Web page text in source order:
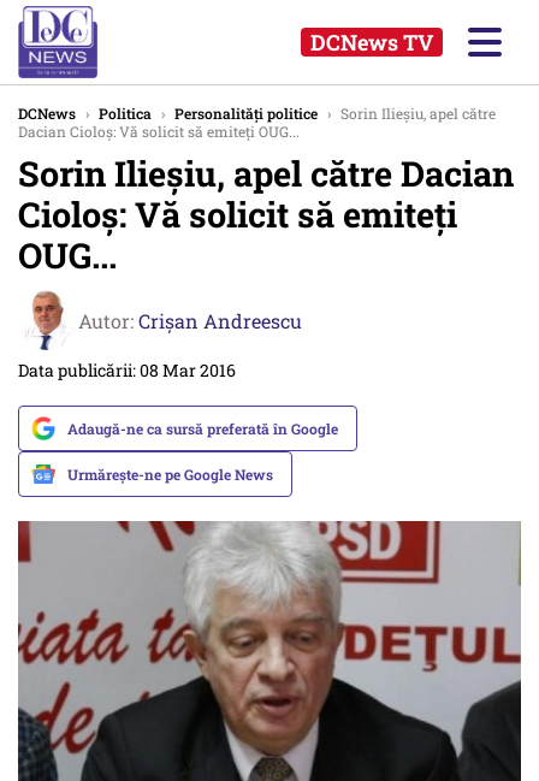
DCNews TV
DCNews › Politica › Personalități politice › Sorin Ilieșiu, apel către
Dacian Cioloș: Vă solicit să emiteți OUG...
Sorin Ilieșiu, apel către Dacian
Cioloș: Vă solicit să emiteți
OUG...
Autor:Crişan Andreescu
Data publicării: 08 Mar 2016
Adaugă-ne ca sursă preferată în Google
Urmărește-ne pe Google News